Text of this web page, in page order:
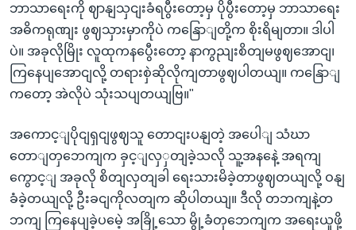
ဘာသာရေးကို ဈာနျသှငျးခံရပွီးတော့မှ ပိုပွီးတော့မှ ဘာသာရေး
အဓိကရုဏျး ဖွဈသှားမှာကိုပဲ ကနြောျတို့က စိုးရိမျတာ။ ဒါပါ
ပဲ။ အခုလိုမြိုး လူထုကနပွေီးတော့ နာကွညျးစိတျမဖွဈအောငျ၊
ကြနေပျအောငျလို့ တရားစှဲဆိုလိုကျတာဖွဈပါတယျ။ ကနြောျ
ကတော့ အဲလိုပဲ သုံးသပျတယျဗြ။"
အကောင့ျပိုငျရှငျဖွဈသူ တောငျးပနျတဲ့ အပေါျ သံဃာ
တောျတှဘေကျက ခှင့ျလှှတျခဲ့သလို သူ့အနနေဲ့ အရကျ
ကွောင့ျ အခုလို စိတျလှတျခါ ရေးသားမိခဲ့တာဖွဈတယျလို့ ဝနျ
ခံခဲ့တယျလို့ ဦးခငျကိုလတျက ဆိုပါတယျ။ ဒီလို တဘကျနဲ့တ
ဘကျ ကြနေပျခဲ့ပမေဲ့ အခြို့သော မွို့ခံတှဘေကျက အရေးယူဖို့